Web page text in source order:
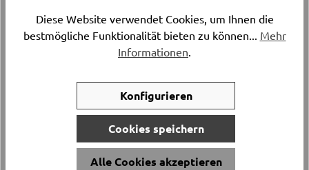
Couchtisch bei Delta Möbel in Haag – deinem
Experten für Möbel, Küchen und Wohnaccessoires.
Artikelnummer
Diese Website verwendet Cookies, um Ihnen die
bestmögliche Funktionalität bieten zu können... Mehr
Informationen.
Konfigurieren
Cookies speichern
Alle Cookies akzeptieren